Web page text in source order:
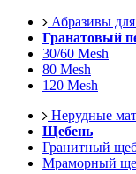
Абразивы для
Гранатовый
30/60 Mesh
80 Mesh
120 Mesh
Нерудные
Щебень
Гранитный
Мраморный